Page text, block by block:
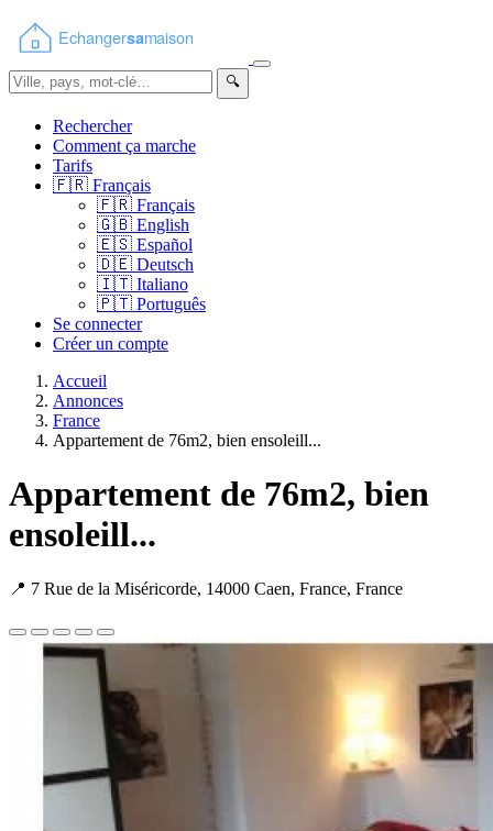
🔍
Rechercher
Comment ça marche
Tarifs
🇫🇷 Français
🇫🇷 Français
🇬🇧 English
🇪🇸 Español
🇩🇪 Deutsch
🇮🇹 Italiano
🇵🇹 Português
Se connecter
Créer un compte
Accueil
Annonces
France
Appartement de 76m2, bien ensoleill...
Appartement de 76m2, bien
ensoleill...
📍 7 Rue de la Miséricorde, 14000 Caen, France, France